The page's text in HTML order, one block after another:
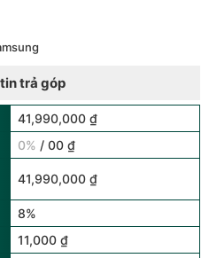
trả góp
41,990,000 ₫
0% / 00 ₫
41,990,000 ₫
8%
11,000 ₫